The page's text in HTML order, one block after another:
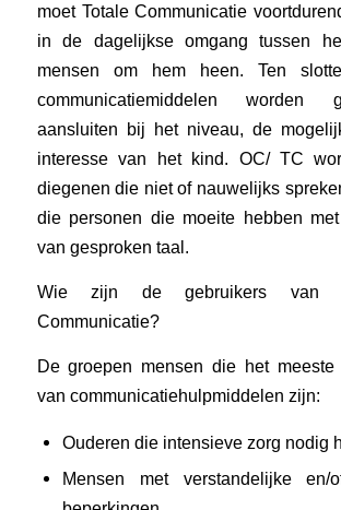
moet Totale Communicatie
in de dagelijkse omgang tussen
mensen om hem heen. Ten
communicatiemiddelen worden
aansluiten bij het niveau, de
interesse van het kind. OC/ TC
diegenen die niet of nauwelijks
die personen die moeite hebben
van gesproken taal.
Wie zijn de gebruikers van
Communicatie?
De groepen mensen die het meeste
van communicatiehulpmiddelen zijn:
Ouderen die intensieve zorg nodig
Mensen met verstandelijke en/